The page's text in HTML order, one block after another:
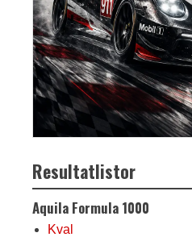
Resultatlistor
Aquila Formula 1000
Kval